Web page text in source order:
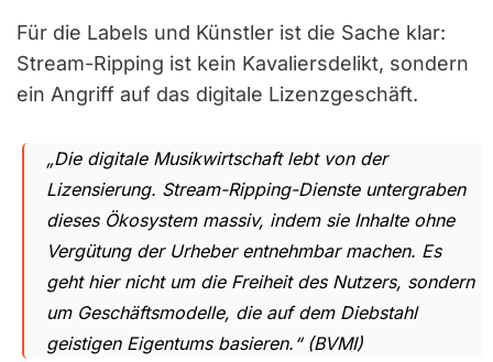
Für die Labels und Künstler ist die Sache klar:
Stream-Ripping ist kein Kavaliersdelikt, sondern
ein Angriff auf das digitale Lizenzgeschäft.
„Die digitale Musikwirtschaft lebt von der
Lizensierung. Stream-Ripping-Dienste untergraben
dieses Ökosystem massiv, indem sie Inhalte ohne
Vergütung der Urheber entnehmbar machen. Es
geht hier nicht um die Freiheit des Nutzers, sondern
um Geschäftsmodelle, die auf dem Diebstahl
geistigen Eigentums basieren.“ (BVMI)